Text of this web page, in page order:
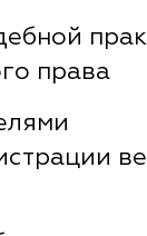
права